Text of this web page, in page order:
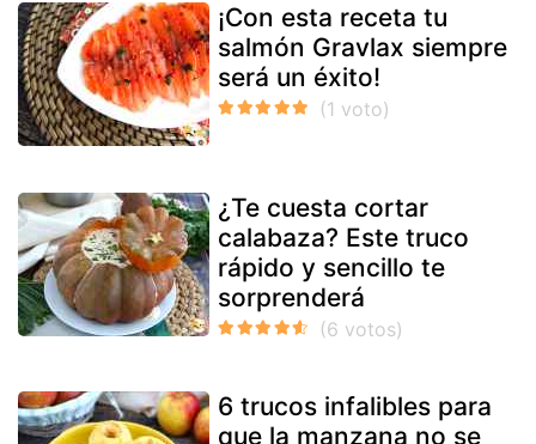
¡Con esta receta tu
salmón Gravlax siempre
será un éxito!
¿Te cuesta cortar
calabaza? Este truco
rápido y sencillo te
sorprenderá
6 trucos infalibles para
que la manzana no se